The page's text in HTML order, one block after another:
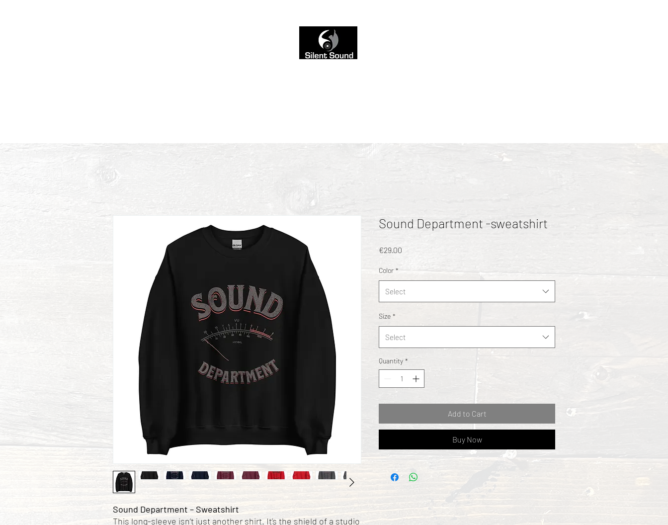
Sound Department – Sweatshirt
This long-sleeve isn’t just another shirt. It’s the shield of a studio
Sound Department -sweatshirt
€29.00
Color *
Select
Size *
Select
Quantity *
Add to Cart
Buy Now